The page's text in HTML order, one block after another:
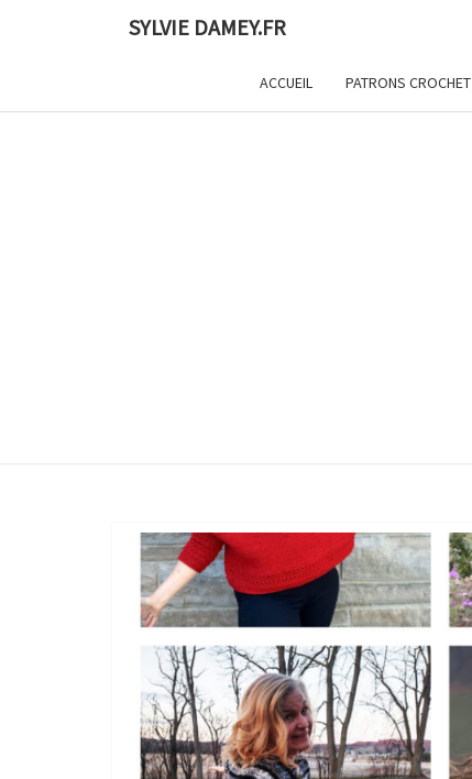
SYLVIE DAMEY.FR
ACCUEIL PATRONS CROCHET